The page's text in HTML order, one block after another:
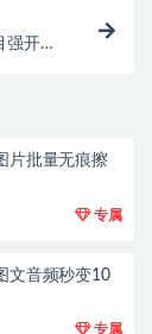
开实
片批量无痕擦
专属
文音频秒变10
专属